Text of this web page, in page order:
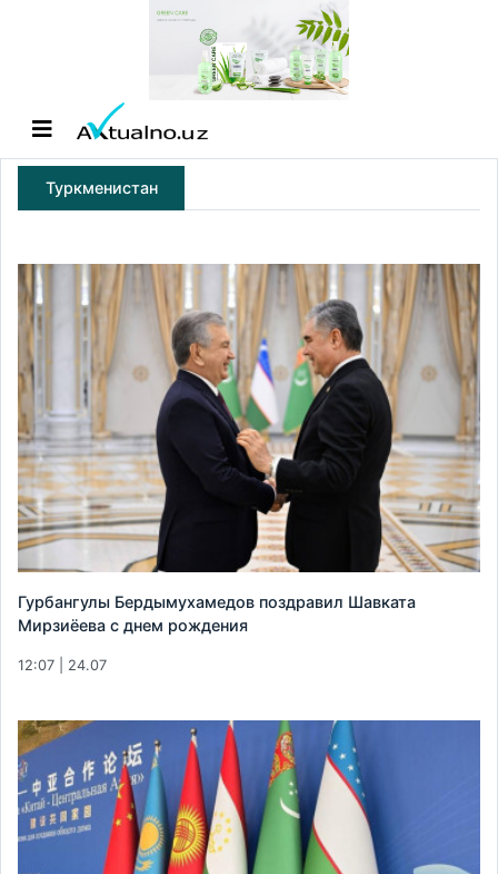
Туркменистан
Гурбангулы Бердымухамедов поздравил Шавката
Мирзиёева с днем рождения
12:07 | 24.07